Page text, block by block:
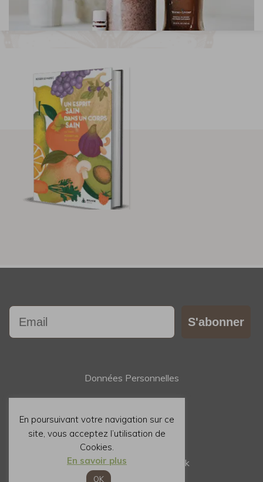
Email
S'abonner
Données Personnelles
Mentions Légales
Suivez nous sur Facebook
En poursuivant votre navigation sur ce
site, vous acceptez l’utilisation de
Cookies.
En savoir plus
OK